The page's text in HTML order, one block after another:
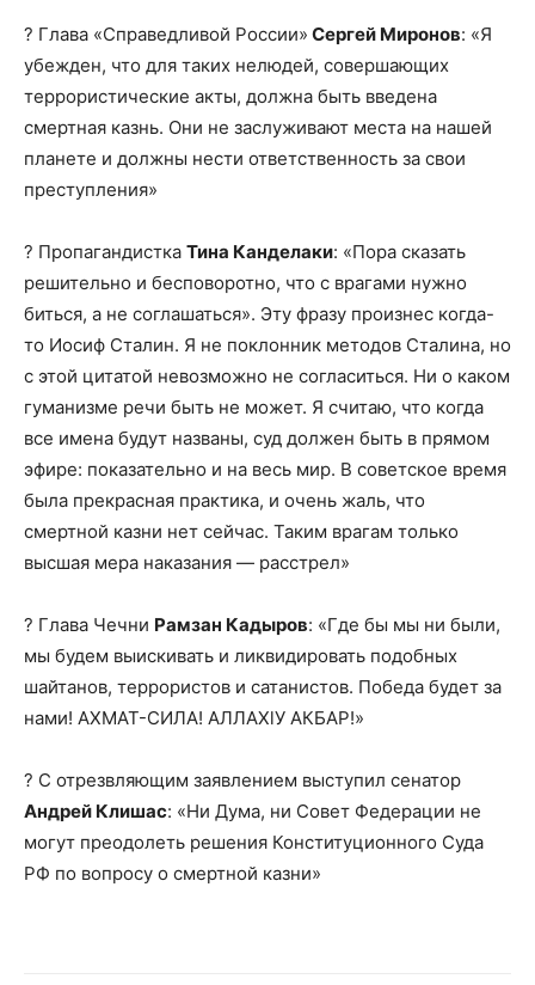
? Глава «Справедливой России» Сергей Миронов: «Я
убежден, что для таких нелюдей, совершающих
террористические акты, должна быть введена
смертная казнь. Они не заслуживают места на нашей
планете и должны нести ответственность за свои
преступления»
? Пропагандистка Тина Канделаки: «Пора сказать
решительно и бесповоротно, что с врагами нужно
биться, а не соглашаться». Эту фразу произнес когда-
то Иосиф Сталин. Я не поклонник методов Сталина, но
с этой цитатой невозможно не согласиться. Ни о каком
гуманизме речи быть не может. Я считаю, что когда
все имена будут названы, суд должен быть в прямом
эфире: показательно и на весь мир. В советское время
была прекрасная практика, и очень жаль, что
смертной казни нет сейчас. Таким врагам только
высшая мера наказания — расстрел»
? Глава Чечни Рамзан Кадыров: «Где бы мы ни были,
мы будем выискивать и ликвидировать подобных
шайтанов, террористов и сатанистов. Победа будет за
нами! АХМАТ-СИЛА! АЛЛАХlУ АКБАР!»
? С отрезвляющим заявлением выступил сенатор
Андрей Клишас: «Ни Дума, ни Совет Федерации не
могут преодолеть решения Конституционного Суда
РФ по вопросу о смертной казни»